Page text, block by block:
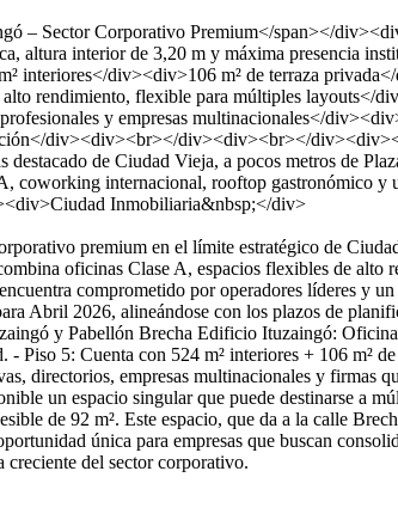
– Sector Corporativo Premium</span></
altura interior de 3,20 m y máxima
interiores</div><div>106 m² de terraza
rendimiento, flexible para múltiples
y empresas multinacionales</
div><div><br></div><div><br></
destacado de Ciudad Vieja, a pocos metros de
A, coworking internacional, rooftop
Inmobiliaria&nbsp;</div>
premium en el límite estratégico de
oficinas Clase A, espacios flexibles de
comprometido por operadores líderes y
Abril 2026, alineándose con los plazos de
y Pabellón Brecha Edificio Ituzaingó:
Piso 5: Cuenta con 524 m² interiores + 106 m²
directorios, empresas multinacionales y
un espacio singular que puede destinarse a
de 92 m². Este espacio, que da a la calle
única para empresas que buscan
creciente del sector corporativo.